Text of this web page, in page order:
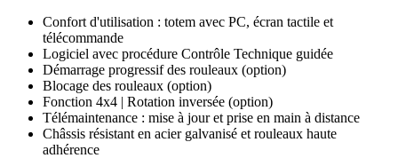
Confort d'utilisation : totem avec PC, écran tactile et
télécommande
Logiciel avec procédure Contrôle Technique guidée
Démarrage progressif des rouleaux (option)
Blocage des rouleaux (option)
Fonction 4x4 | Rotation inversée (option)
Télémaintenance : mise à jour et prise en main à distance
Châssis résistant en acier galvanisé et rouleaux haute
adhérence